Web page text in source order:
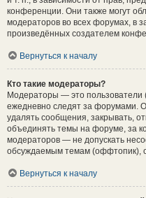
конференции. Они также могут
модераторов во всех форумах, в
произведённых создателем
Вернуться к началу
Кто такие модераторы?
Модераторы — это пользователи
ежедневно следят за форумами.
удалять сообщения, закрывать,
объединять темы на форуме, за
модераторов — не допускать
обсуждаемым темам (оффтопик),
Вернуться к началу